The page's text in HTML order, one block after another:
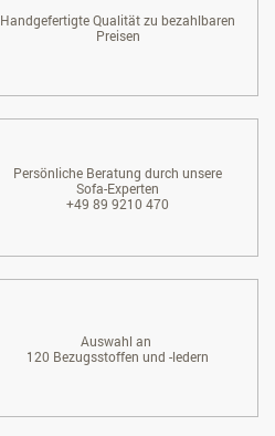
Handgefertigte Qualität zu bezahlbaren
Preisen
Persönliche Beratung durch unsere
Sofa-Experten
+49 89 9210 470
Auswahl an
120 Bezugsstoffen und -ledern